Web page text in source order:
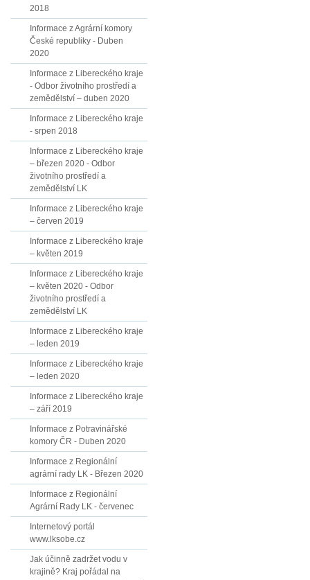
2018
Informace z Agrární komory
České republiky - Duben
2020
Informace z Libereckého kraje
- Odbor životního prostředí a
zemědělství – duben 2020
Informace z Libereckého kraje
- srpen 2018
Informace z Libereckého kraje
– březen 2020 - Odbor
životního prostředí a
zemědělství LK
Informace z Libereckého kraje
– červen 2019
Informace z Libereckého kraje
– květen 2019
Informace z Libereckého kraje
– květen 2020 - Odbor
životního prostředí a
zemědělství LK
Informace z Libereckého kraje
– leden 2019
Informace z Libereckého kraje
– leden 2020
Informace z Libereckého kraje
– září 2019
Informace z Potravinářské
komory ČR - Duben 2020
Informace z Regionální
agrární rady LK - Březen 2020
Informace z Regionální
Agrární Rady LK - červenec
Internetový portál
www.lksobe.cz
Jak účinně zadržet vodu v
krajině? Kraj pořádal na